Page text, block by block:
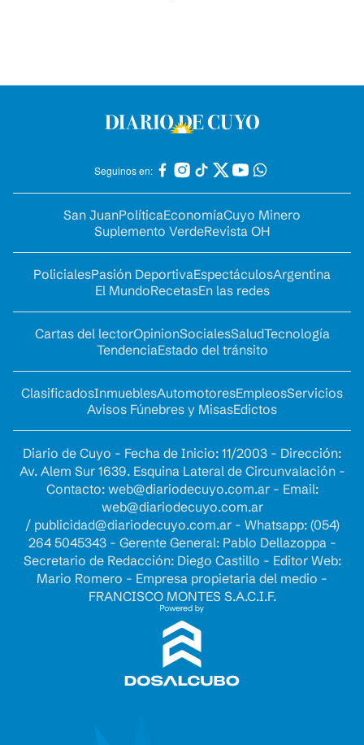
Seguinos en:
San JuanPolíticaEconomíaCuyo Minero
Suplemento VerdeRevista OH
PolicialesPasión DeportivaEspectáculosArgentina
El MundoRecetasEn las redes
Cartas del lectorOpinionSocialesSaludTecnología
TendenciaEstado del tránsito
ClasificadosInmueblesAutomotoresEmpleosServicios
Avisos Fúnebres y MisasEdictos
Diario de Cuyo - Fecha de Inicio: 11/2003 - Dirección:
Av. Alem Sur 1639. Esquina Lateral de Circunvalación -
Contacto: web@diariodecuyo.com.ar- Email:
web@diariodecuyo.com.ar
/ publicidad@diariodecuyo.com.ar- Whatsapp: (054)
264 5045343 - Gerente General: Pablo Dellazoppa -
Secretario de Redacción: Diego Castillo - Editor Web:
Mario Romero - Empresa propietaria del medio -
FRANCISCO MONTES S.A.C.I.F.